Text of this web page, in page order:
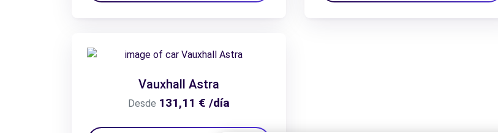
Vauxhall Astra
Desde 131,11 € /día